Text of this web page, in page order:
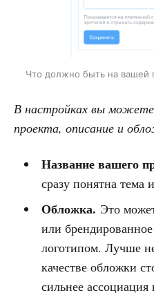
Что должно быть на вашей
В настройках вы можете
проекта, описание и
Название вашего
сразу понятна тема
Обложка. Это
или
логотипом. Лучше
качестве обложки
сильнее